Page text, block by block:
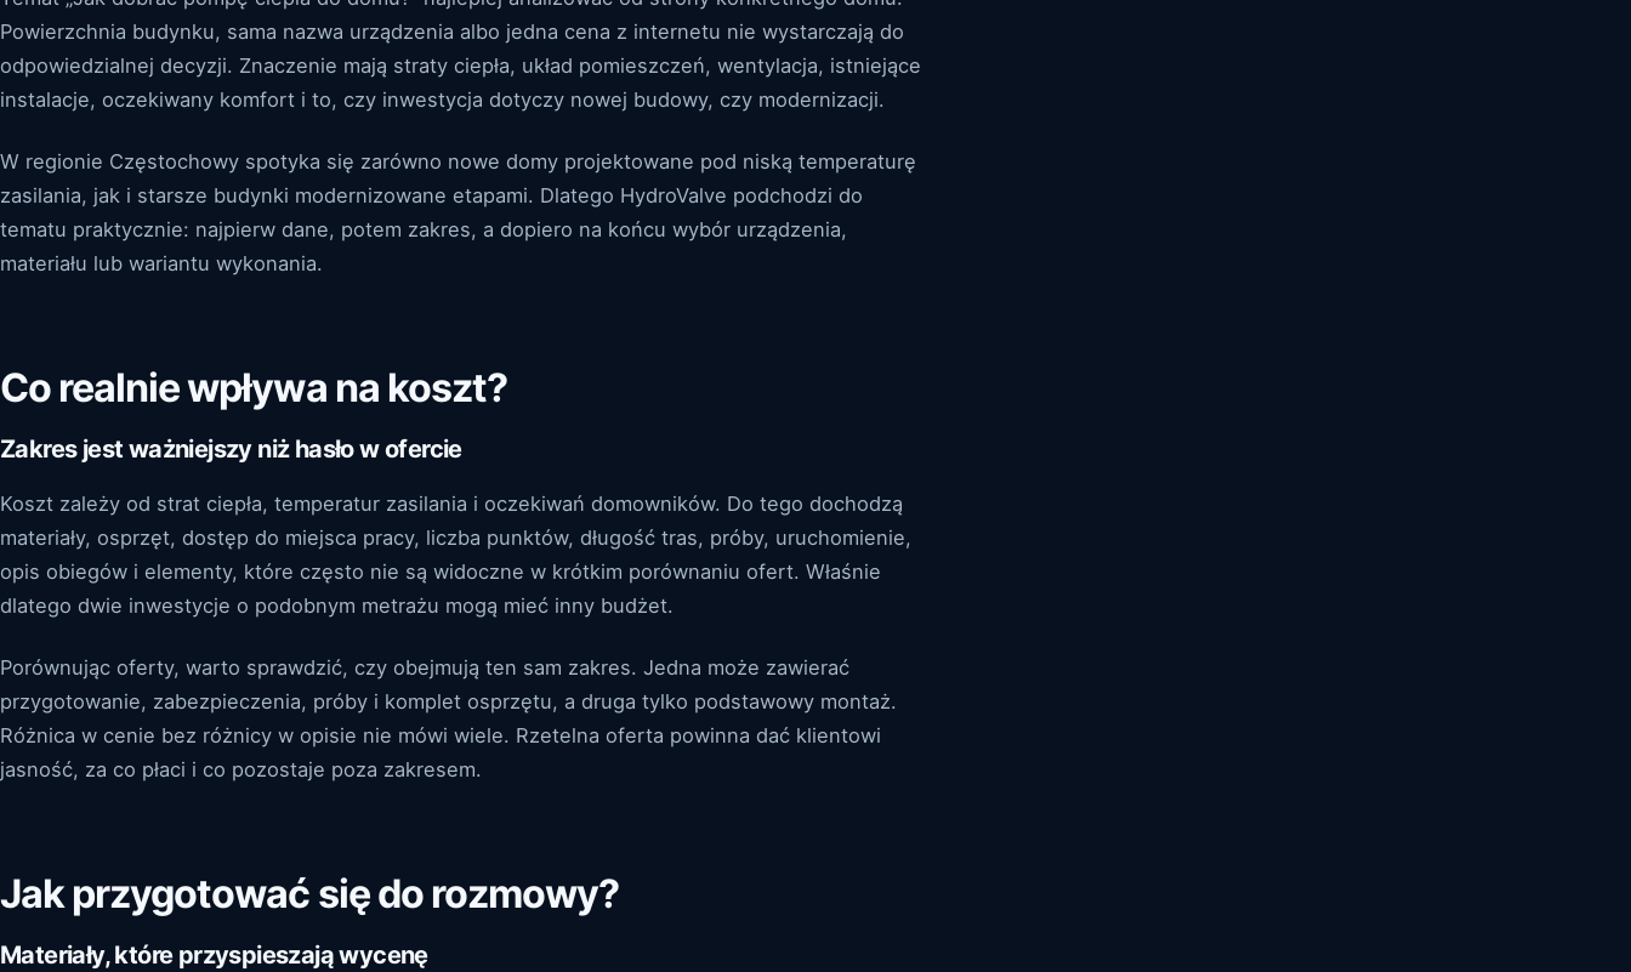
Powierzchnia budynku, sama nazwa urządzenia albo jedna cena z internetu nie wystarczają do
odpowiedzialnej decyzji. Znaczenie mają straty ciepła, układ pomieszczeń, wentylacja, istniejące
instalacje, oczekiwany komfort i to, czy inwestycja dotyczy nowej budowy, czy modernizacji.
W regionie Częstochowy spotyka się zarówno nowe domy projektowane pod niską temperaturę
zasilania, jak i starsze budynki modernizowane etapami. Dlatego HydroValve podchodzi do
tematu praktycznie: najpierw dane, potem zakres, a dopiero na końcu wybór urządzenia,
materiału lub wariantu wykonania.
Co realnie wpływa na koszt?
Zakres jest ważniejszy niż hasło w ofercie
Koszt zależy od strat ciepła, temperatur zasilania i oczekiwań domowników. Do tego dochodzą
materiały, osprzęt, dostęp do miejsca pracy, liczba punktów, długość tras, próby, uruchomienie,
opis obiegów i elementy, które często nie są widoczne w krótkim porównaniu ofert. Właśnie
dlatego dwie inwestycje o podobnym metrażu mogą mieć inny budżet.
Porównując oferty, warto sprawdzić, czy obejmują ten sam zakres. Jedna może zawierać
przygotowanie, zabezpieczenia, próby i komplet osprzętu, a druga tylko podstawowy montaż.
Różnica w cenie bez różnicy w opisie nie mówi wiele. Rzetelna oferta powinna dać klientowi
jasność, za co płaci i co pozostaje poza zakresem.
Jak przygotować się do rozmowy?
Materiały, które przyspieszają wycenę